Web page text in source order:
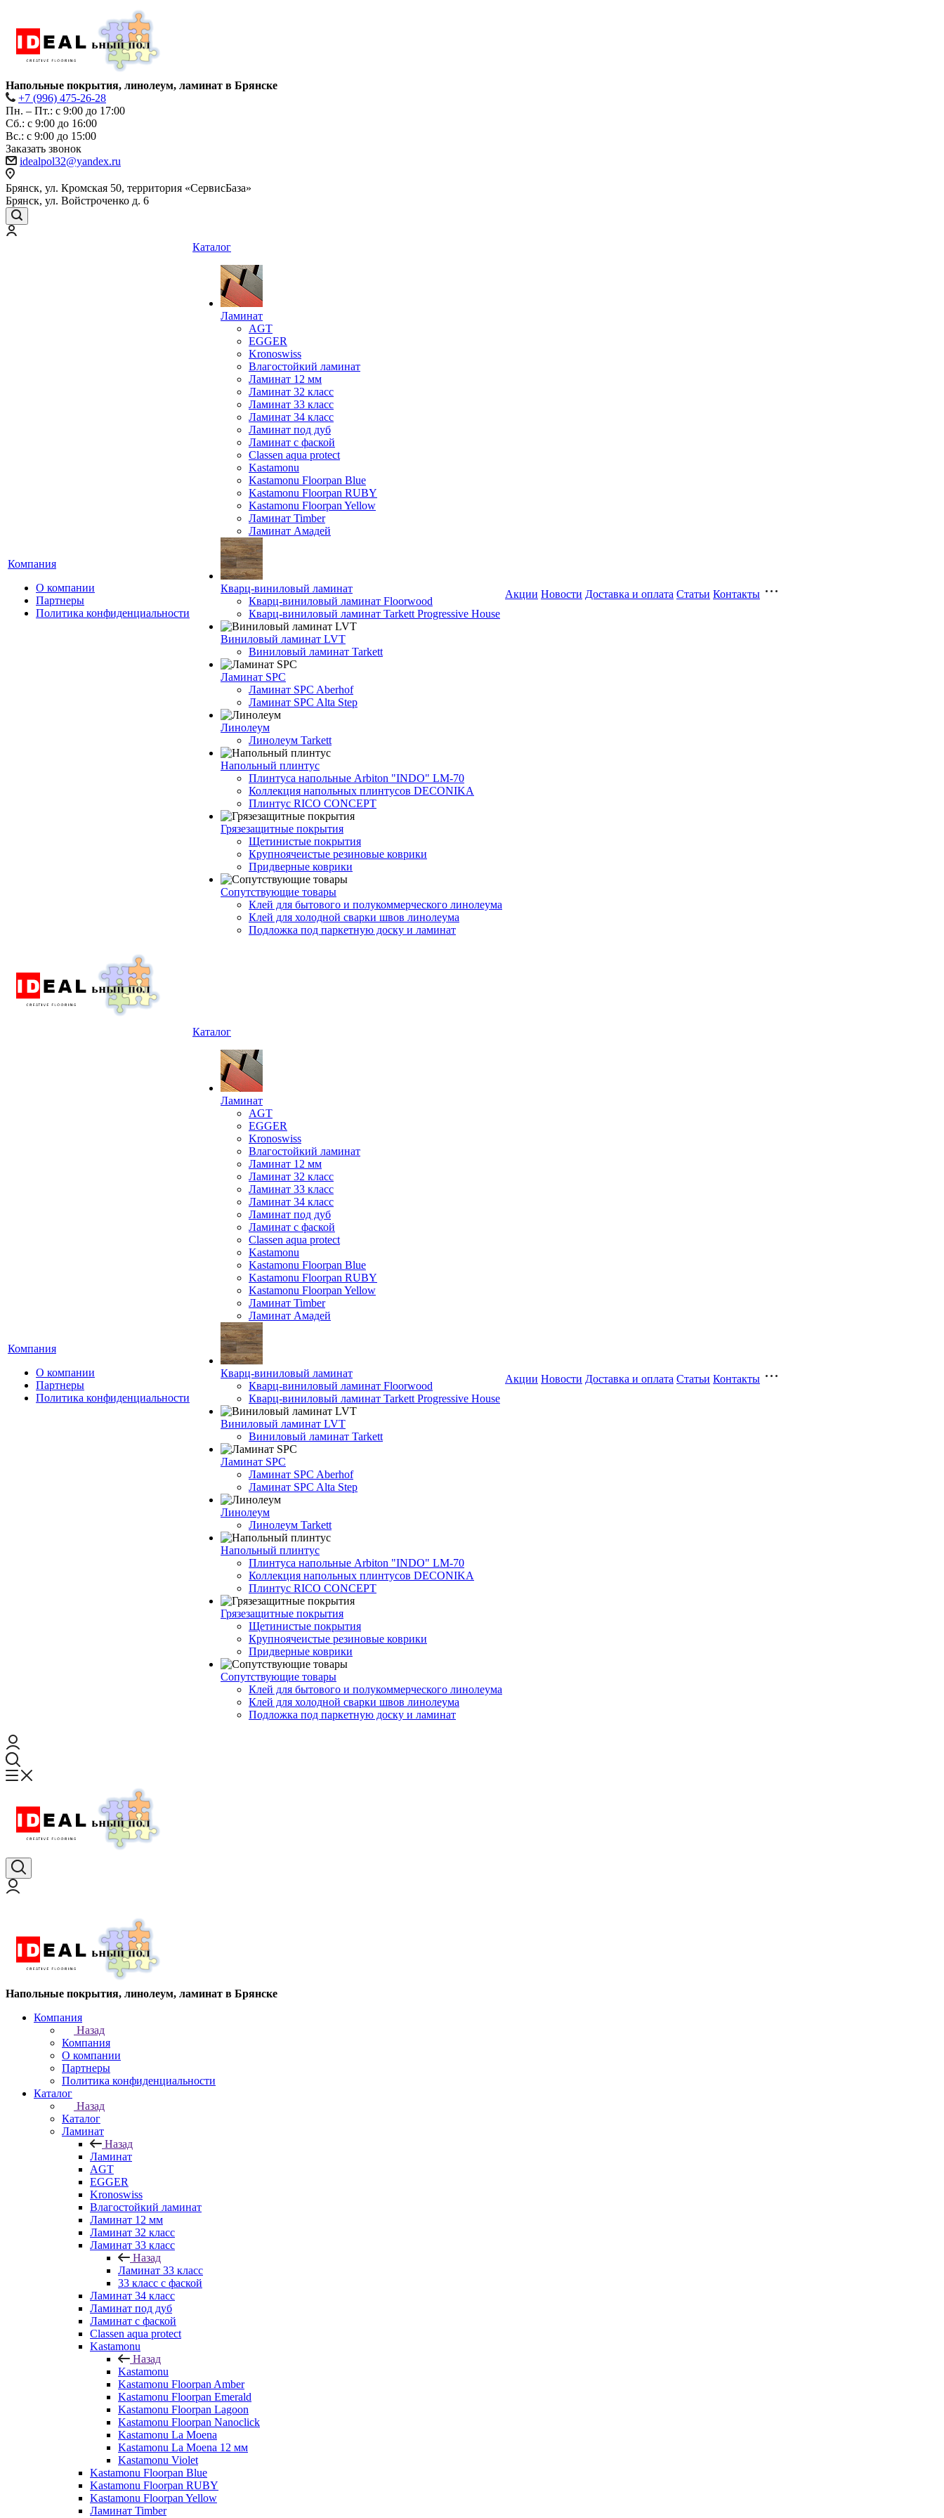
Напольные покрытия, линолеум, ламинат в Брянске
+7 (996) 475-26-28
Пн. – Пт.: с 9:00 до 17:00
Сб.: с 9:00 до 16:00
Bc.: с 9:00 до 15:00
Заказать звонок
idealpol32@yandex.ru
Брянск, ул. Кромская 50, территория «СервисБаза»
Брянск, ул. Войстроченко д. 6
Компания
О компании
Партнеры
Политика конфиденциальности
Каталог
Ламинат
AGT
EGGER
Kronoswiss
Влагостойкий ламинат
Ламинат 12 мм
Ламинат 32 класс
Ламинат 33 класс
Ламинат 34 класс
Ламинат под дуб
Ламинат с фаской
Classen aqua protect
Kastamonu
Kastamonu Floorpan Blue
Kastamonu Floorpan RUBY
Kastamonu Floorpan Yellow
Ламинат Timber
Ламинат Амадей
Кварц-виниловый ламинат
Кварц-виниловый ламинат Floorwood
Кварц-виниловый ламинат Tarkett Progressive House
Виниловый ламинат LVT
Виниловый ламинат Tarkett
Ламинат SPC
Ламинат SPC Aberhof
Ламинат SPC Alta Step
Линолеум
Линолеум Tarkett
Напольный плинтус
Плинтуса напольные Arbiton "INDO" LM-70
Коллекция напольных плинтусов DECONIKA
Плинтус RICO CONCEPT
Грязезащитные покрытия
Щетинистые покрытия
Крупноячеистые резиновые коврики
Придверные коврики
Сопутствующие товары
Клей для бытового и полукоммерческого линолеума
Клей для холодной сварки швов линолеума
Подложка под паркетную доску и ламинат
Акции Новости Доставка и оплата Статьи Контакты
Компания
О компании
Партнеры
Политика конфиденциальности
Каталог
Ламинат
AGT
EGGER
Kronoswiss
Влагостойкий ламинат
Ламинат 12 мм
Ламинат 32 класс
Ламинат 33 класс
Ламинат 34 класс
Ламинат под дуб
Ламинат с фаской
Classen aqua protect
Kastamonu
Kastamonu Floorpan Blue
Kastamonu Floorpan RUBY
Kastamonu Floorpan Yellow
Ламинат Timber
Ламинат Амадей
Кварц-виниловый ламинат
Кварц-виниловый ламинат Floorwood
Кварц-виниловый ламинат Tarkett Progressive House
Виниловый ламинат LVT
Виниловый ламинат Tarkett
Ламинат SPC
Ламинат SPC Aberhof
Ламинат SPC Alta Step
Линолеум
Линолеум Tarkett
Напольный плинтус
Плинтуса напольные Arbiton "INDO" LM-70
Коллекция напольных плинтусов DECONIKA
Плинтус RICO CONCEPT
Грязезащитные покрытия
Щетинистые покрытия
Крупноячеистые резиновые коврики
Придверные коврики
Сопутствующие товары
Клей для бытового и полукоммерческого линолеума
Клей для холодной сварки швов линолеума
Подложка под паркетную доску и ламинат
Акции Новости Доставка и оплата Статьи Контакты
Напольные покрытия, линолеум, ламинат в Брянске
Компания
Назад
Компания
О компании
Партнеры
Политика конфиденциальности
Каталог
Назад
Каталог
Ламинат
Назад
Ламинат
AGT
EGGER
Kronoswiss
Влагостойкий ламинат
Ламинат 12 мм
Ламинат 32 класс
Ламинат 33 класс
Назад
Ламинат 33 класс
33 класс с фаской
Ламинат 34 класс
Ламинат под дуб
Ламинат с фаской
Classen aqua protect
Kastamonu
Назад
Kastamonu
Kastamonu Floorpan Amber
Kastamonu Floorpan Emerald
Kastamonu Floorpan Lagoon
Kastamonu Floorpan Nanoclick
Kastamonu La Moena
Kastamonu La Moena 12 мм
Kastamonu Violet
Kastamonu Floorpan Blue
Kastamonu Floorpan RUBY
Kastamonu Floorpan Yellow
Ламинат Timber